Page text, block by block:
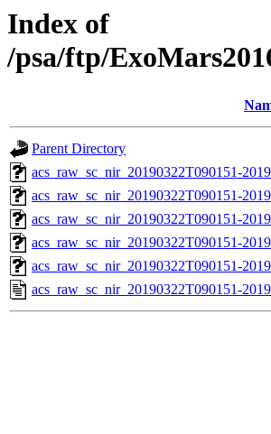
Index of
/psa/ftp/
Parent Directory
acs_raw_sc_nir_20190322T090151-
acs_raw_sc_nir_20190322T090151-
acs_raw_sc_nir_20190322T090151-
acs_raw_sc_nir_20190322T090151-
acs_raw_sc_nir_20190322T090151-
acs_raw_sc_nir_20190322T090151-